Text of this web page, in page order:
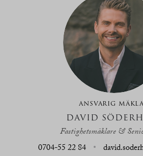
ANSVARIG
DAVID
Fastighetsmäklare &
0704-55 22 84